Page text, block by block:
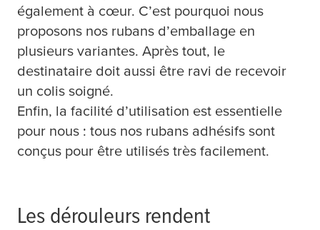
également à cœur. C’est pourquoi nous
proposons nos rubans d’emballage en
plusieurs variantes. Après tout, le
destinataire doit aussi être ravi de recevoir
un colis soigné.
Enfin, la facilité d’utilisation est essentielle
pour nous : tous nos rubans adhésifs sont
conçus pour être utilisés très facilement.
Les dérouleurs rendent